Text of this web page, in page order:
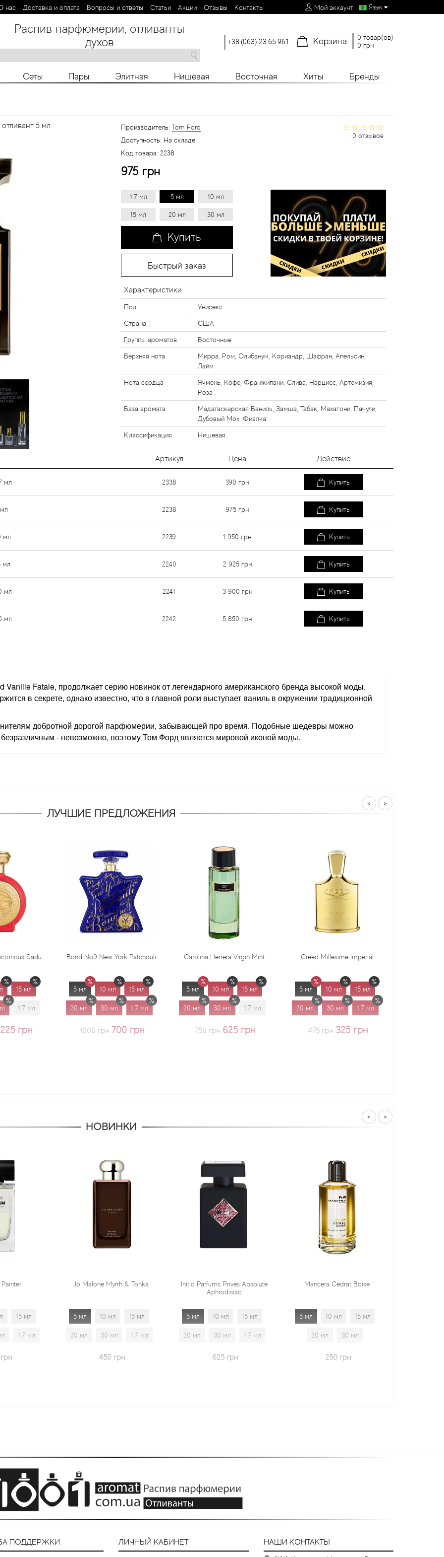
нас Доставка и оплата Вопросы и ответы Статьи Aкции Отзывы Контакты Мой аккаунт Язык
X Y Z
Распив парфюмерии, отливанты
духов
+38 (063) 23 65 961 Корзина
0 товар(ов)
0 грн
Сеты Пары Элитная Нишевая Восточная Хиты Бренды
5 мл
0 отзывов
Производитель: Tom Ford
Доступность: На складе
Код товара: 2238
975 грн
1.7 мл 5 мл 10 мл
15 мл 20 мл 30 мл
Купить
Быстрый заказ
Характеристики
Пол Унисекс
Страна США
Группы ароматов Восточные
Верхняя нота
Мирра, Ром, Олибанум, Кориандр, Шафран, Апельсин,
Лайм
Нота сердца
Ячмень, Кофе, Франжипани, Слива, Нарцисс, Артемизия,
Роза
База аромата
Мадагаскарская Ваниль, Замша, Табак, Махагони, Пачули,
Дубовый Мох, Фиалка
Классификация Нишевая
Артикул Цена Действие
мл 2338 390 грн Купить
2238 975 грн Купить
мл 2239 1 950 грн Купить
мл 2240 2 925 грн Купить
мл 2241 3 900 грн Купить
мл 2242 5 850 грн Купить
Fatale, продолжает серию новинок от легендарного американского бренда высокой моды.
в секрете, однако известно, что в главной роли выступает ваниль в окружении традиционной
добротной дорогой парфюмерии, забывающей про время. Подобные шедевры можно
- невозможно, поэтому Том Форд является мировой иконой моды.
ЛУЧШИЕ ПРЕДЛОЖЕНИЯ
No9 New York Patchouli
5 мл 10 мл 15 мл
20 мл 30 мл 1.7 мл
1000 грн
Carolina Herrera Virgin Mint
5 мл 10 мл 15 мл
20 мл 30 мл 1.7 мл
750 грн
Creed Millesime Imperial
5 мл 10 мл 15 мл
20 мл 30 мл 1.7 мл
475 грн
Dr. Gritti Tutu
5 мл 10 мл
20 мл 30 мл
< >
НОВИНКИ
Jo Malone Myrrh & Tonka
5 мл 15 мл
20 мл 1.7 мл
Initio Parfums Prives Absolute
5 мл 15 мл
20 мл 1.7 мл
Mancera Cedrat Boise
5 мл 15 мл
20 мл
Tiziana Terenzi Orza
5 мл
20 мл
< >
ПОДДЕРЖКИ ЛИЧНЫЙ КАБИНЕТ НАШИ КОНТАКТЫ